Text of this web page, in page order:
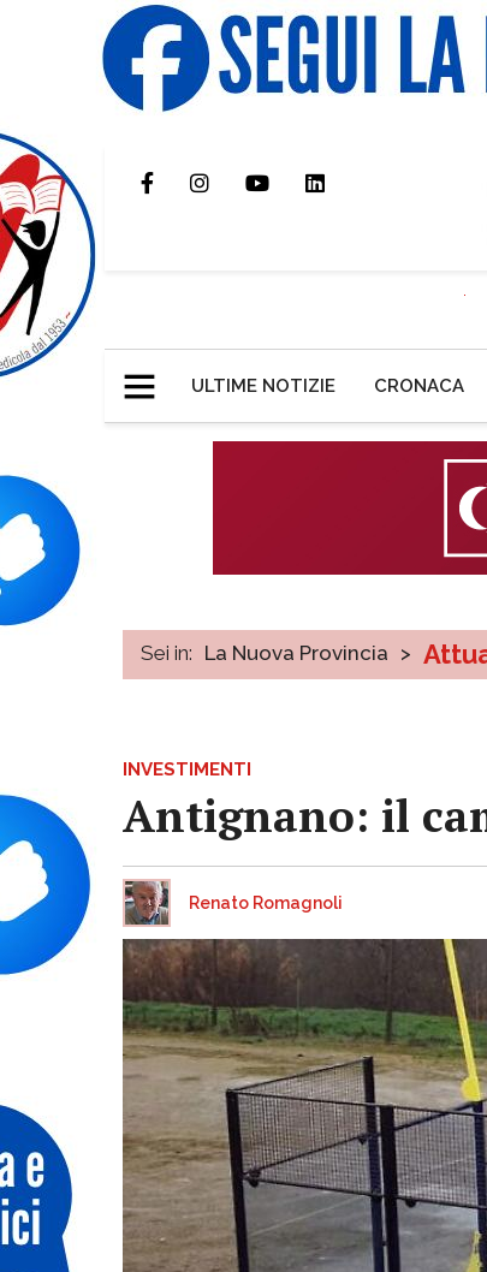
ULTIME NOTIZIE CRONACA
Sei in: La Nuova Provincia >
INVESTIMENTI
Antignano: il
Renato Romagnoli